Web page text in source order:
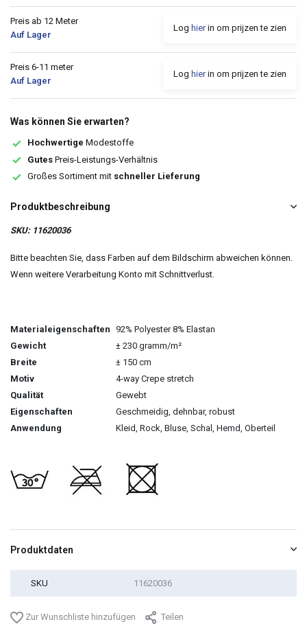
Preis ab 12 Meter
Auf Lager
Log hierin om prijzen te zien
Preis 6-11 meter
Auf Lager
Log hierin om prijzen te zien
Was können Sie erwarten?
Hochwertige Modestoffe
Gutes Preis-Leistungs-Verhältnis
Großes Sortiment mit schneller Lieferung
Produktbeschreibung
SKU: 11620036
Bitte beachten Sie, dass Farben auf dem Bildschirm abweichen können.
Wenn weitere Verarbeitung Konto mit Schnittverlust.
Materialeigenschaften 92% Polyester 8% Elastan
Gewicht
± 230 gramm/m²
Breite
± 150 cm
Motiv
4-way Crepe stretch
Qualität
Gewebt
Eigenschaften
Geschmeidig, dehnbar, robust
Anwendung
Kleid, Rock, Bluse, Schal, Hemd, Oberteil
Produktdaten
SKU 11620036
Zur Wunschliste hinzufügen Teilen